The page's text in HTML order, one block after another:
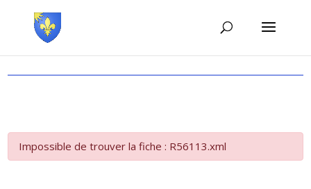
Impossible de trouver la fiche : R56113.xml